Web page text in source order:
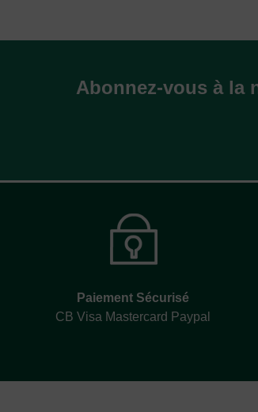
Abonnez-vous à la
Paiement Sécurisé
CB Visa Mastercard Paypal